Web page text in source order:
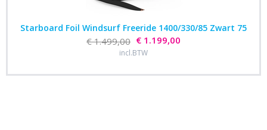
Starboard Foil Windsurf Freeride 1400/330/85 Zwart 75
€ 1.499,00 € 1.199,00
incl.BTW